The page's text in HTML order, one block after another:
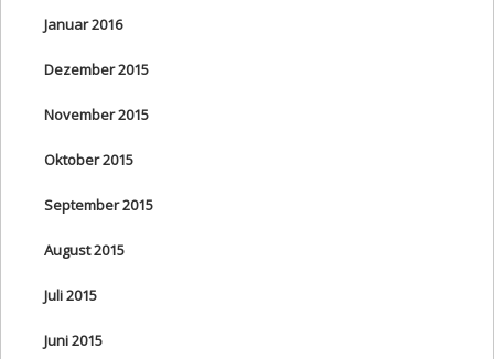
Januar 2016
Dezember 2015
November 2015
Oktober 2015
September 2015
August 2015
Juli 2015
Juni 2015